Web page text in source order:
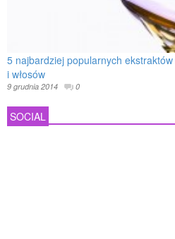
5 najbardziej popularnych
i włosów
9 grudnia 2014 0
SOCIAL